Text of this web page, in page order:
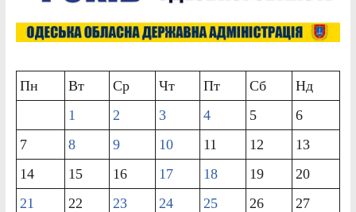
Пн Вт Ср Чт Пт Сб
Нд
1
2 3 4 5
6
7
8 9 10 11 12
13
14
15 16 17 18 19
20
21
22 23 24 25 26
27